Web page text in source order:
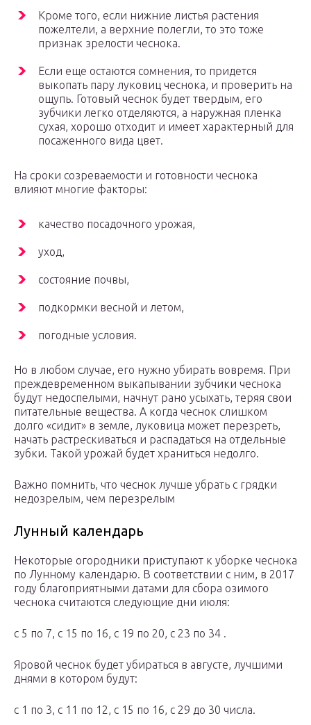
Кроме того, если нижние листья растения
пожелтели, а верхние полегли, то это тоже
признак зрелости чеснока.
Если еще остаются сомнения, то придется
выкопать пару луковиц чеснока, и проверить на
ощупь. Готовый чеснок будет твердым, его
зубчики легко отделяются, а наружная пленка
сухая, хорошо отходит и имеет характерный для
посаженного вида цвет.
На сроки созреваемости и готовности чеснока
влияют многие факторы:
качество посадочного урожая,
уход,
состояние почвы,
подкормки весной и летом,
погодные условия.
Но в любом случае, его нужно убирать вовремя. При
преждевременном выкапывании зубчики чеснока
будут недоспелыми, начнут рано усыхать, теряя свои
питательные вещества. А когда чеснок слишком
долго «сидит» в земле, луковица может перезреть,
начать растрескиваться и распадаться на отдельные
зубки. Такой урожай будет храниться недолго.
Важно помнить, что чеснок лучше убрать с грядки
недозрелым, чем перезрелым
Лунный календарь
Некоторые огородники приступают к уборке чеснока
по Лунному календарю. В соответствии с ним, в 2017
году благоприятными датами для сбора озимого
чеснока считаются следующие дни июля:
с 5 по 7, с 15 по 16, с 19 по 20, с 23 по 34 .
Яровой чеснок будет убираться в августе, лучшими
днями в котором будут:
с 1 по 3, с 11 по 12, с 15 по 16, с 29 до 30 числа.